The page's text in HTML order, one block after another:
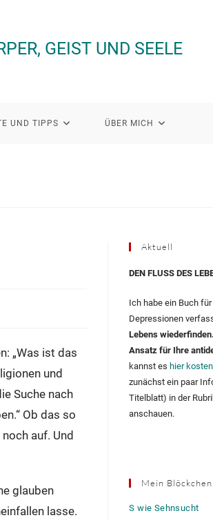
GEIST UND SEELE
UND TIPPS ÜBER MICH
„Was ist das
und
Suche nach
Ob das so
auf. Und
glauben
lasse.
Aktuell
DEN FLUSS DES
Ich habe ein Buch
Depressionen
Lebens
Ansatz für Ihre
kannst es hier
zunächst ein paar
Titelblatt) in der
anschauen.
Mein Blöckchen
S wie Sehnsucht